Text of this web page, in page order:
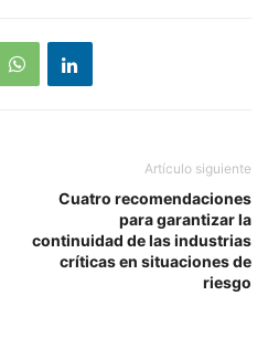
Artículo siguiente
Cuatro recomendaciones
para garantizar la
continuidad de las industrias
críticas en situaciones de
riesgo